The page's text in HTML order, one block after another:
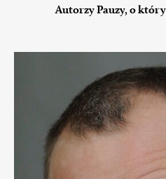
Autorzy Pauzy, o